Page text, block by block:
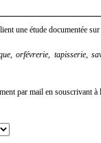
une étude documentée
orfévrerie, tapisserie,
par mail en souscrivant à